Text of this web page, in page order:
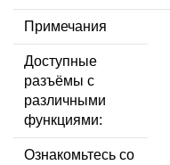
Примечания
Доступные
разъёмы с
различными
функциями:
Ознакомьтесь со